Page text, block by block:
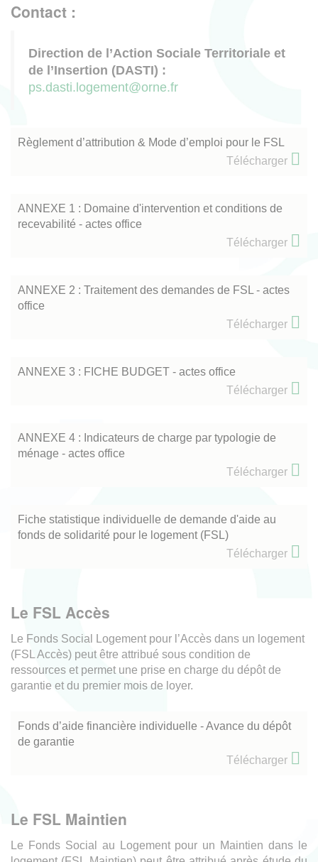
Contact :
Direction de l’Action Sociale Territoriale et
de l’Insertion (DASTI) :
ps.dasti.logement@orne.fr
Règlement d’attribution & Mode d’emploi pour le FSL
Télécharger
ANNEXE 1 : Domaine d'intervention et conditions de
recevabilité - actes office
Télécharger
ANNEXE 2 : Traitement des demandes de FSL - actes
office
Télécharger
ANNEXE 3 : FICHE BUDGET - actes office
Télécharger
ANNEXE 4 : Indicateurs de charge par typologie de
ménage - actes office
Télécharger
Fiche statistique individuelle de demande d'aide au
fonds de solidarité pour le logement (FSL)
Télécharger
Le FSL Accès
Le Fonds Social Logement pour l’Accès dans un logement
(FSL Accès) peut être attribué sous condition de
ressources et permet une prise en charge du dépôt de
garantie et du premier mois de loyer.
Fonds d’aide financière individuelle - Avance du dépôt
de garantie
Télécharger
Le FSL Maintien
Le Fonds Social au Logement pour un Maintien dans le